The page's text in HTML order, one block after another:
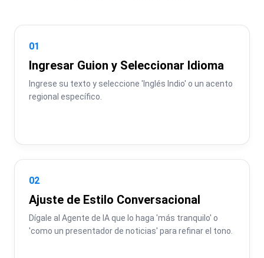
01
Ingresar Guion y Seleccionar Idioma
Ingrese su texto y seleccione 'Inglés Indio' o un acento
regional específico.
02
Ajuste de Estilo Conversacional
Dígale al Agente de IA que lo haga 'más tranquilo' o
'como un presentador de noticias' para refinar el tono.